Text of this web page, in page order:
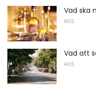
Vad ska
HUS
Vad att
HUS